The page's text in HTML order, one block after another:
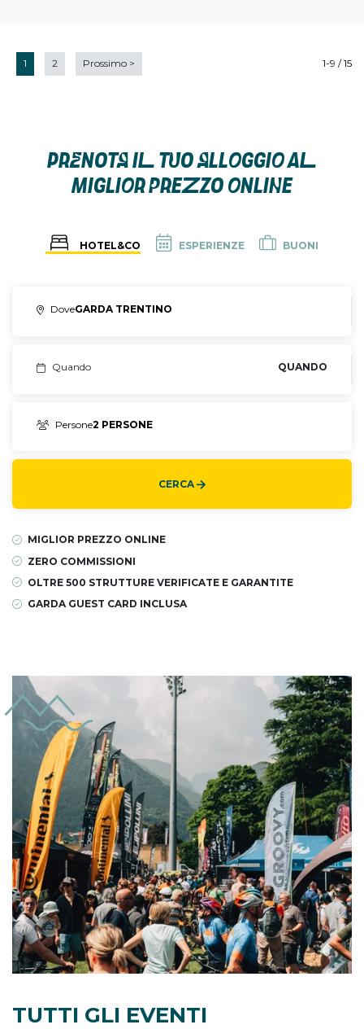
1-9 / 15
1 2 Prossimo >
PRENOTA IL TUO ALLOGGIO AL
MIGLIOR PREZZO ONLINE
HOTEL&CO ESPERIENZE BUONI
DoveGARDA TRENTINO
Quando QUANDO
Persone2 PERSONE
CERCA
MIGLIOR PREZZO ONLINE
ZERO COMMISSIONI
OLTRE 500 STRUTTURE VERIFICATE E GARANTITE
GARDA GUEST CARD INCLUSA
TUTTI GLI EVENTI